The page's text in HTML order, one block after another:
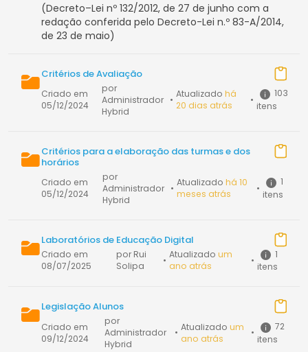
(Decreto–Lei nº 132/2012, de 27 de junho com a
redação conferida pelo Decreto-Lei n.º 83-A/2014,
de 23 de maio)
Critérios de Avaliação
Criado em
05/12/2024
por
Administrador
Hybrid
• Atualizado há
20 dias atrás
•
103
itens
Critérios para a elaboração das turmas e dos
horários
Criado em
05/12/2024
por
Administrador
Hybrid
• Atualizadohá 10
meses atrás
•
1
itens
Laboratórios de Educação Digital
Criado em
08/07/2025
por Rui
Solipa
• Atualizadoum
ano atrás
•
1
itens
Legislação Alunos
Criado em
09/12/2024
por
Administrador
Hybrid
• Atualizadoum
ano atrás
•
72
itens